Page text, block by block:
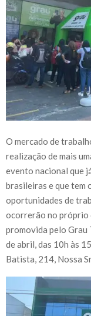
O mercado de
realização de mais
evento nacional que
brasileiras e que tem
oportunidades de
ocorrerão no próprio
promovida pelo Grau
de abril, das 10h às
Batista, 214, Nossa